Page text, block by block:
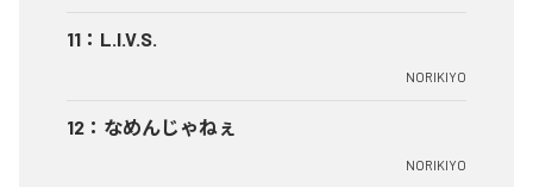
11 ： L.I.V.S.
NORIKIYO
12 ： なめんじゃねぇ
NORIKIYO